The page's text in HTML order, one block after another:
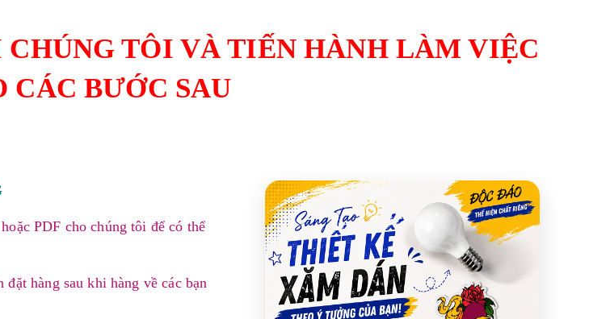
TÔI VÀ TIẾN HÀNH LÀM VIỆC
CÁC BƯỚC SAU
PDF cho chúng tôi để có thể
hàng sau khi hàng về các bạn